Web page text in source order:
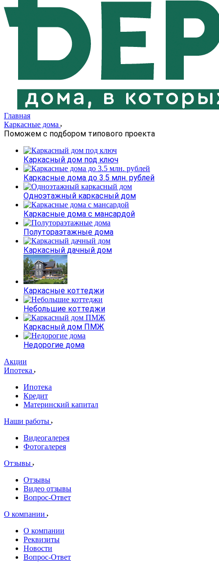
Главная
Каркасные дома
Поможем с подбором типового проекта
Каркасный дом под ключ
Каркасные дома до 3.5 млн. рублей
Одноэтажный каркасный дом
Каркасные дома с мансардой
Полутораэтажные дома
Каркасный дачный дом
Каркасные коттеджи
Небольшие коттеджи
Каркасный дом ПМЖ
Недорогие дома
Акции
Ипотека
Ипотека
Кредит
Материнский капитал
Наши работы
Видеогалерея
Фотогалерея
Отзывы
Отзывы
Видео отзывы
Вопрос-Ответ
О компании
О компании
Реквизиты
Новости
Вопрос-Ответ